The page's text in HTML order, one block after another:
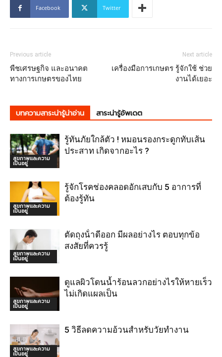
Facebook Twitter
Previous article
พืชเศรษฐกิจ และอนาคต
ทางการเกษตรของไทย
Next article
เครื่องมือการเกษตร รู้จักใช้ ช่วย
งานได้เยอะ
บทความสาระน่ารู้น่าอ่าน สาระน่ารู้อัพเดต
สุขภาพและความ
เป็นอยู่
รู้ทันภัยใกล้ตัว ! หมอนรองกระดูกทับเส้น
ประสาท เกิดจากอะไร ?
สุขภาพและความ
เป็นอยู่
รู้จักโรคช่องคลอดอักเสบกับ 5 อาการที่
ต้องรู้ทัน
สุขภาพและความ
เป็นอยู่
ตัดถุงน้ําดีออก มีผลอย่างไร ตอบทุกข้อ
สงสัยที่ควรรู้
สุขภาพและความ
เป็นอยู่
ดูแลผิวโดนน้ำร้อนลวกอย่างไรให้หายเร็ว
ไม่เกิดแผลเป็น
สุขภาพและความ
เป็นอยู่
5 วิธีลดความอ้วนสำหรับวัยทำงาน